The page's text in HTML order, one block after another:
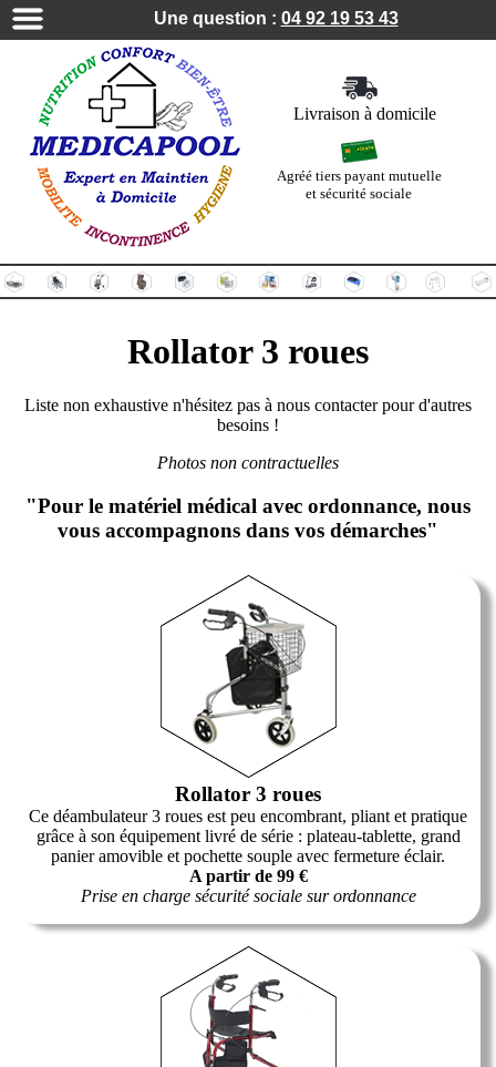
Une question : 04 92 19 53 43
Livraison à domicile
Agréé tiers payant mutuelle
et sécurité sociale
Rollator 3 roues
Liste non exhaustive n'hésitez pas à nous contacter pour d'autres
besoins !
Photos non contractuelles
"Pour le matériel médical avec ordonnance, nous
vous accompagnons dans vos démarches"
Rollator 3 roues
Ce déambulateur 3 roues est peu encombrant, pliant et pratique
grâce à son équipement livré de série : plateau-tablette, grand
panier amovible et pochette souple avec fermeture éclair.
A partir de 99 €
Prise en charge sécurité sociale sur ordonnance